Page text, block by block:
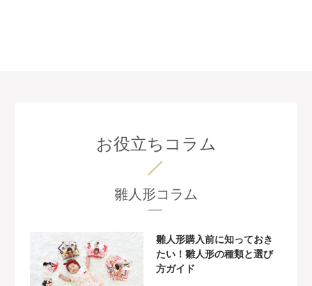
お役立ちコラム
雛人形コラム
雛人形購入前に知っておき
たい！雛人形の種類と選び
方ガイド